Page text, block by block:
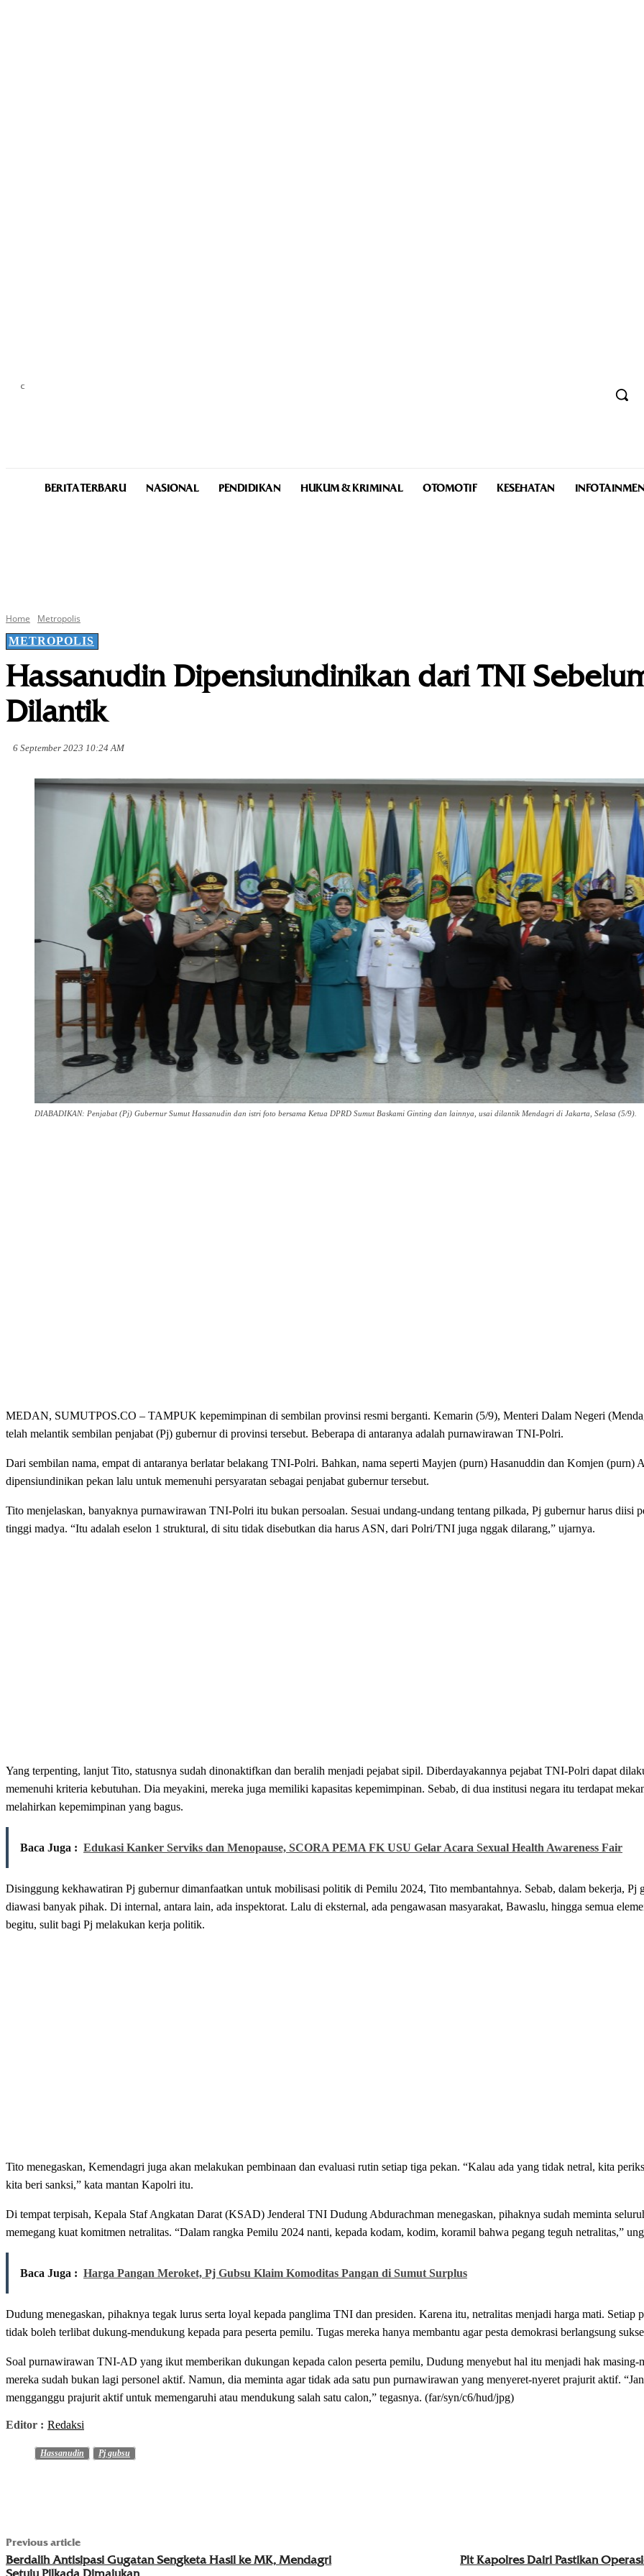
C
BERITA TERBARU NASIONAL PENDIDIKAN HUKUM & KRIMINAL OTOMOTIF KESEHATAN
Home
Metropolis
METROPOLIS
Hassanudin Dipensiundinikan dari TNI
Dilantik
6 September 2023 10:24 AM
DIABADIKAN: Penjabat (Pj) Gubernur Sumut Hassanudin dan istri foto bersama Ketua DPRD Sumut Baskami Ginting dan lainnya, usai dilantik Mendagri di Jakarta, Selasa (5/9).
MEDAN, SUMUTPOS.CO – TAMPUK kepemimpinan di sembilan provinsi resmi berganti. Kemarin (5/9), Menteri Dalam Negeri
telah melantik sembilan penjabat (Pj) gubernur di provinsi tersebut. Beberapa di antaranya adalah purnawirawan TNI-Polri.
Dari sembilan nama, empat di antaranya berlatar belakang TNI-Polri. Bahkan, nama seperti Mayjen (purn) Hasanuddin dan Komjen (purn)
dipensiundinikan pekan lalu untuk memenuhi persyaratan sebagai penjabat gubernur tersebut.
Tito menjelaskan, banyaknya purnawirawan TNI-Polri itu bukan persoalan. Sesuai undang-undang tentang pilkada, Pj gubernur harus diisi
tinggi madya. “Itu adalah eselon 1 struktural, di situ tidak disebutkan dia harus ASN, dari Polri/TNI juga nggak dilarang,” ujarnya.
Yang terpenting, lanjut Tito, statusnya sudah dinonaktifkan dan beralih menjadi pejabat sipil. Diberdayakannya pejabat TNI-Polri dapat
memenuhi kriteria kebutuhan. Dia meyakini, mereka juga memiliki kapasitas kepemimpinan. Sebab, di dua institusi negara itu terdapat
melahirkan kepemimpinan yang bagus.
Baca Juga : Edukasi Kanker Serviks dan Menopause, SCORA PEMA FK USU Gelar Acara Sexual Health Awareness Fair
Disinggung kekhawatiran Pj gubernur dimanfaatkan untuk mobilisasi politik di Pemilu 2024, Tito membantahnya. Sebab, dalam bekerja, Pj
diawasi banyak pihak. Di internal, antara lain, ada inspektorat. Lalu di eksternal, ada pengawasan masyarakat, Bawaslu, hingga semua
begitu, sulit bagi Pj melakukan kerja politik.
Tito menegaskan, Kemendagri juga akan melakukan pembinaan dan evaluasi rutin setiap tiga pekan. “Kalau ada yang tidak netral, kita
kita beri sanksi,” kata mantan Kapolri itu.
Di tempat terpisah, Kepala Staf Angkatan Darat (KSAD) Jenderal TNI Dudung Abdurachman menegaskan, pihaknya sudah meminta
memegang kuat komitmen netralitas. “Dalam rangka Pemilu 2024 nanti, kepada kodam, kodim, koramil bahwa pegang teguh netralitas,”
Baca Juga : Harga Pangan Meroket, Pj Gubsu Klaim Komoditas Pangan di Sumut Surplus
Dudung menegaskan, pihaknya tegak lurus serta loyal kepada panglima TNI dan presiden. Karena itu, netralitas menjadi harga mati. Setiap
tidak boleh terlibat dukung-mendukung kepada para peserta pemilu. Tugas mereka hanya membantu agar pesta demokrasi berlangsung
Soal purnawirawan TNI-AD yang ikut memberikan dukungan kepada calon peserta pemilu, Dudung menyebut hal itu menjadi hak masing-
mereka sudah bukan lagi personel aktif. Namun, dia meminta agar tidak ada satu pun purnawirawan yang menyeret-nyeret prajurit aktif.
mengganggu prajurit aktif untuk memengaruhi atau mendukung salah satu calon,” tegasnya. (far/syn/c6/hud/jpg)
Editor : Redaksi
Hassanudin Pj gubsu
Previous article
Berdalih Antisipasi Gugatan Sengketa Hasil ke MK, Mendagri
Plt Kapolres Dairi Pastikan